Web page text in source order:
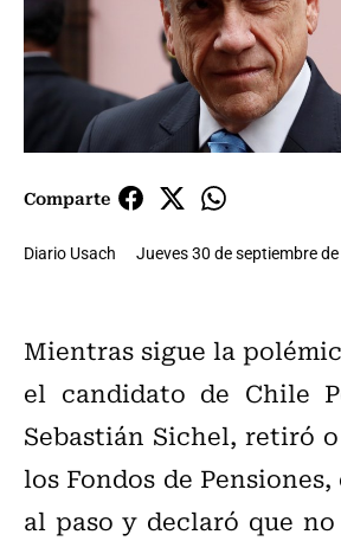
Comparte
Diario Usach Jueves 30 de septiembre
Mientras sigue la
el candidato de Chile
Sebastián Sichel, retiró o
los Fondos de
al paso y declaró que